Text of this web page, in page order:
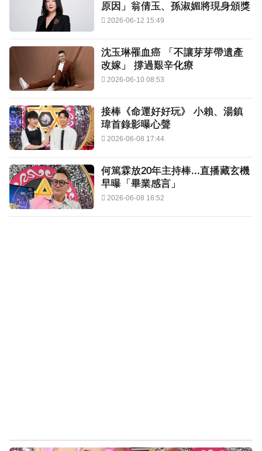
原因」翁倩玉、孫淑媚將現身頒獎
2026-06-12 15:49
沈玉琳罹血癌 「不讓芽芽帶遺產
改嫁」 撐過艱辛化療
2026-06-10 08:53
接棒《命運好好玩》 小賴、湯鎮
瑋首錄影曝心聲
2026-06-08 17:44
何篤霖放20年主持棒...直播藏玄機
早曝「畢業感言」
2026-06-08 16:52